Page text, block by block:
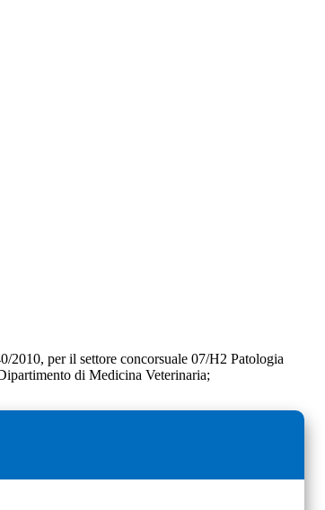
2010, per il settore concorsuale 07/H2 Patologia
di Medicina Veterinaria;